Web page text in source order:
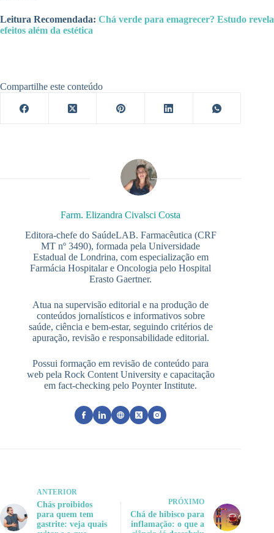
Leitura Recomendada: Chá verde para emagrecer? Estudo revela
efeitos além da estética
Compartilhe este conteúdo
Farm. Elizandra Civalsci Costa
Editora-chefe do SaúdeLAB. Farmacêutica (CRF
MT nº 3490), formada pela Universidade
Estadual de Londrina, com especialização em
Farmácia Hospitalar e Oncologia pelo Hospital
Erasto Gaertner.
Atua na supervisão editorial e na produção de
conteúdos jornalísticos e informativos sobre
saúde, ciência e bem-estar, seguindo critérios de
apuração, revisão e responsabilidade editorial.
Possui formação em revisão de conteúdo para
web pela Rock Content University e capacitação
em fact-checking pelo Poynter Institute.
ANTERIOR
Chás proibidos
para quem tem
gastrite: veja quais
PRÓXIMO
Chá de hibisco para
inflamação: o que a